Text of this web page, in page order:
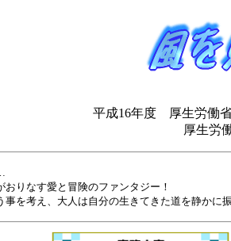
平成16年度 厚生労働
厚生労働
りなす愛と冒険のファンタジー！
を考え、大人は自分の生きてきた道を静かに